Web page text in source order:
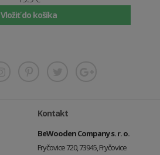
Vložiť do košíka
Kontakt
BeWooden Company s. r. o.
Fryčovice 720, 73945, Fryčovice